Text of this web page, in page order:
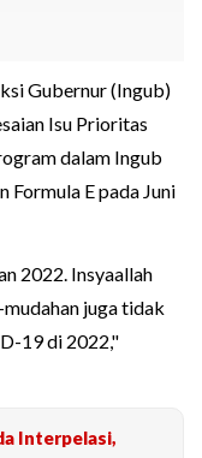
Gubernur (Ingub)
Isu Prioritas
dalam Ingub
Formula E pada Juni
2022. Insyaallah
juga tidak
19 di 2022,"
Interpelasi,